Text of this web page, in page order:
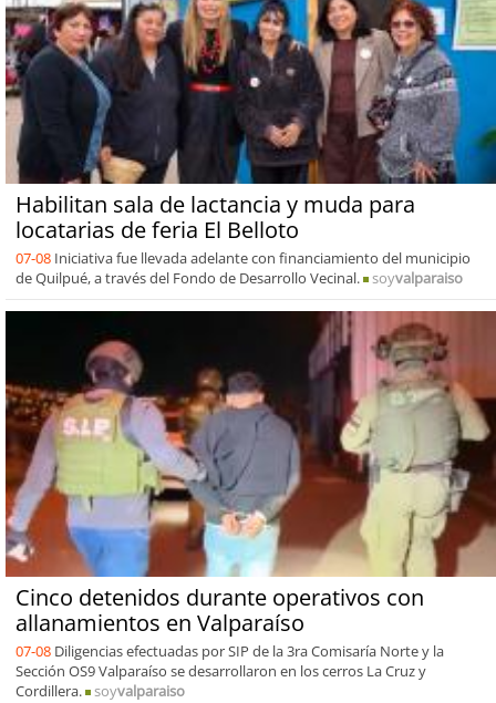
Habilitan sala de lactancia y muda para
locatarias de feria El Belloto
07-08 Iniciativa fue llevada adelante con financiamiento del municipio
de Quilpué, a través del Fondo de Desarrollo Vecinal.
soyvalparaiso
Cinco detenidos durante operativos con
allanamientos en Valparaíso
07-08 Diligencias efectuadas por SIP de la 3ra Comisaría Norte y la
Sección OS9 Valparaíso se desarrollaron en los cerros La Cruz y
Cordillera.
soyvalparaiso